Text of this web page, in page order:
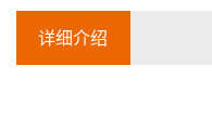
详细介绍